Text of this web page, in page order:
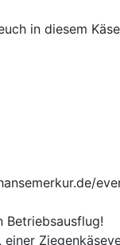
in diesem
Betriebsausflug!